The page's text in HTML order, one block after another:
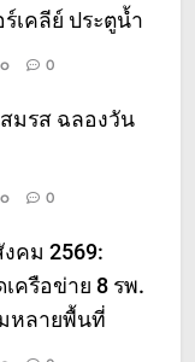
เคลีย์ ประตูน้ำ
0
มรส ฉลองวัน
0
คม 2569:
ครือข่าย 8 รพ.
หลายพื้นที่